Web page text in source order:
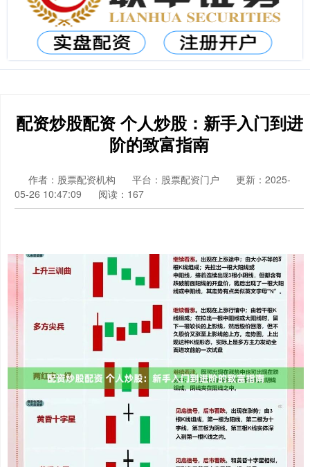
配资炒股配资 个人炒股：新手入门到进
阶的致富指南
作者：股票配资机构 平台：股票配资门户
更新：2025-
05-26 10:47:09
阅读：167